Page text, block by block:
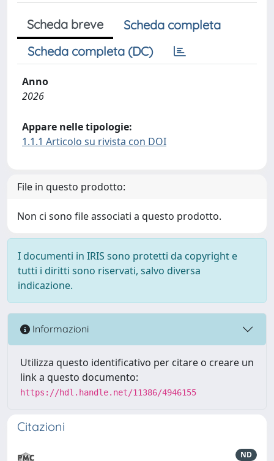
Scheda breve
Scheda completa
Scheda completa (DC)
Anno
2026
Appare nelle tipologie:
1.1.1 Articolo su rivista con DOI
File in questo prodotto:
Non ci sono file associati a questo prodotto.
I documenti in IRIS sono protetti da copyright e
tutti i diritti sono riservati, salvo diversa
indicazione.
Informazioni
Utilizza questo identificativo per citare o creare un
link a questo documento:
https://hdl.handle.net/11386/4946155
Citazioni
ND